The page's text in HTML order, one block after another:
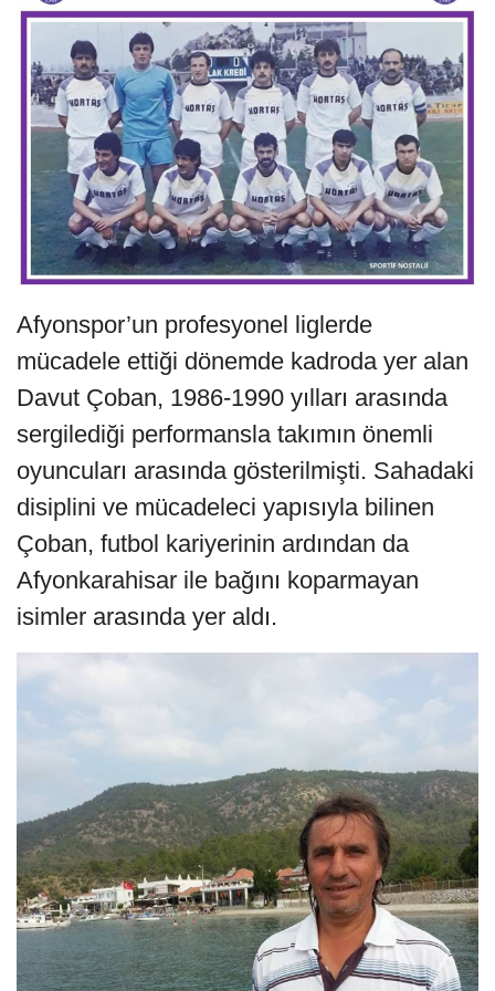
Afyonspor’un profesyonel liglerde
mücadele ettiği dönemde kadroda yer alan
Davut Çoban, 1986-1990 yılları arasında
sergilediği performansla takımın önemli
oyuncuları arasında gösterilmişti. Sahadaki
disiplini ve mücadeleci yapısıyla bilinen
Çoban, futbol kariyerinin ardından da
Afyonkarahisar ile bağını koparmayan
isimler arasında yer aldı.